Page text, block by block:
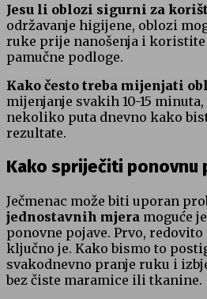
Jesu⁤ li oblozi sigurni za⁢
održavanje higijene, oblozi
ruke ‌prije nanošenja i
pamučne podloge.
Kako često treba mijenjati
mijenjanje svakih 10-15
nekoliko puta dnevno ​kako
rezultate.
Kako spriječiti ‍ponovnu
Ječmenac može biti uporan
jednostavnih mjera moguće
ponovne pojave. Prvo,
ključno je. Kako bismo to​
svakodnevno pranje ruku i
bez čiste maramice ‌ili tkanine.